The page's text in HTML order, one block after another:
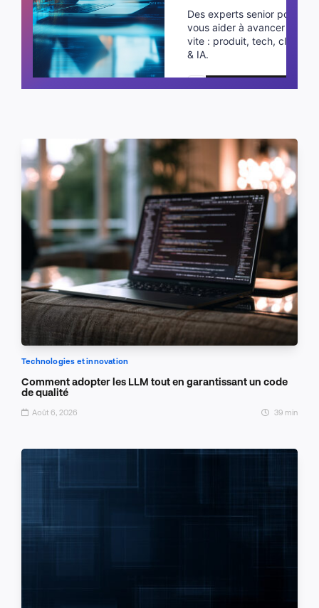
Des experts senior pour
vous aider à avancer plus
vite : produit, tech, cloud
& IA.
Planifier un appel
Technologies et innovation
Comment adopter les LLM tout en garantissant un code
de qualité
Août 6, 2026 39 min